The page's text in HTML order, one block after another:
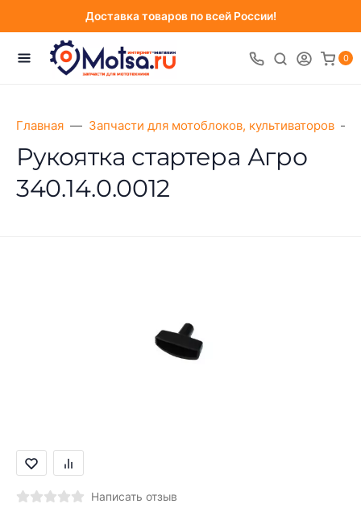
Доставка товаров по всей России!
0
Главная Запчасти для мотоблоков, культиваторов
Рукоятка стартера Агро
340.14.0.0012
Написать отзыв